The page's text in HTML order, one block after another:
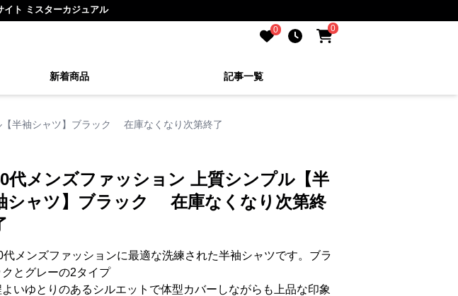
イト ミスターカジュアル
0 0
新着商品 記事一覧
【半袖シャツ】ブラック 在庫なくなり次第終了
代メンズファッション 上質シンプル【半
シャツ】ブラック 在庫なくなり次第終
代メンズファッションに最適な洗練された半袖シャツです。ブラ
クとグレーの2タイプ
よいゆとりのあるシルエットで体型カバーしながらも上品な印象